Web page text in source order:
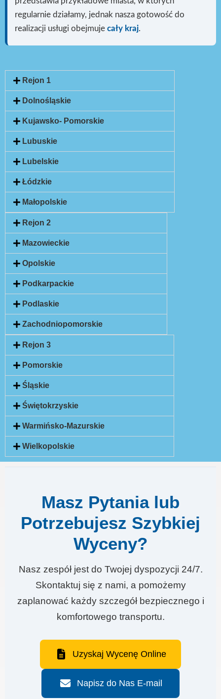
regularnie działamy, jednak nasza gotowość do
realizacji usługi obejmuje cały kraj.
Rejon 3
Pomorskie
Śląskie
Świętokrzyskie
Warmińsko-Mazurskie
Wielkopolskie
Rejon 2
Mazowieckie
Opolskie
Podkarpackie
Podlaskie
Zachodniopomorskie
Rejon 1
Dolnośląskie
Kujawsko- Pomorskie
Lubuskie
Lubelskie
Łódzkie
Małopolskie
Masz Pytania lub
Potrzebujesz Szybkiej
Wyceny?
Nasz zespół jest do Twojej dyspozycji 24/7.
Skontaktuj się z nami, a pomożemy
zaplanować każdy szczegół bezpiecznego i
komfortowego transportu.
Uzyskaj Wycenę Online
Napisz do Nas E-mail